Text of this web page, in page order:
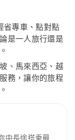
專車、點對點
是一人旅行還是
、馬來西亞、越
務，讓你的旅程
中長途搭乘最